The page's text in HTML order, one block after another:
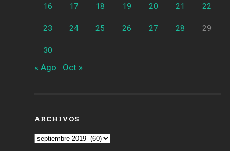
16 17 18 19 20 21 22
23 24 25 26 27 28 29
30
« Ago Oct »
ARCHIVOS
Archivos